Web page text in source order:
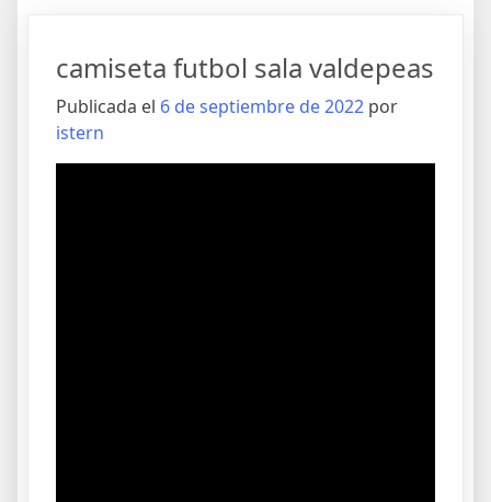
camiseta futbol sala valdepeas
Publicada el 6 de septiembre de 2022 por
istern